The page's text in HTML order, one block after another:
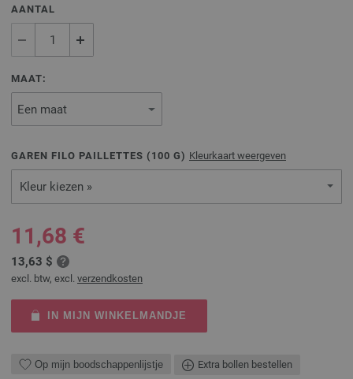
AANTAL
MAAT:
GAREN FILO PAILLETTES ( 100 G) Kleurkaart weergeven
Kleur kiezen »
11,68 €
13,63 $
excl. btw, excl. verzendkosten
IN MIJN WINKELMANDJE
Op mijn boodschappenlijstje Extra bollen bestellen